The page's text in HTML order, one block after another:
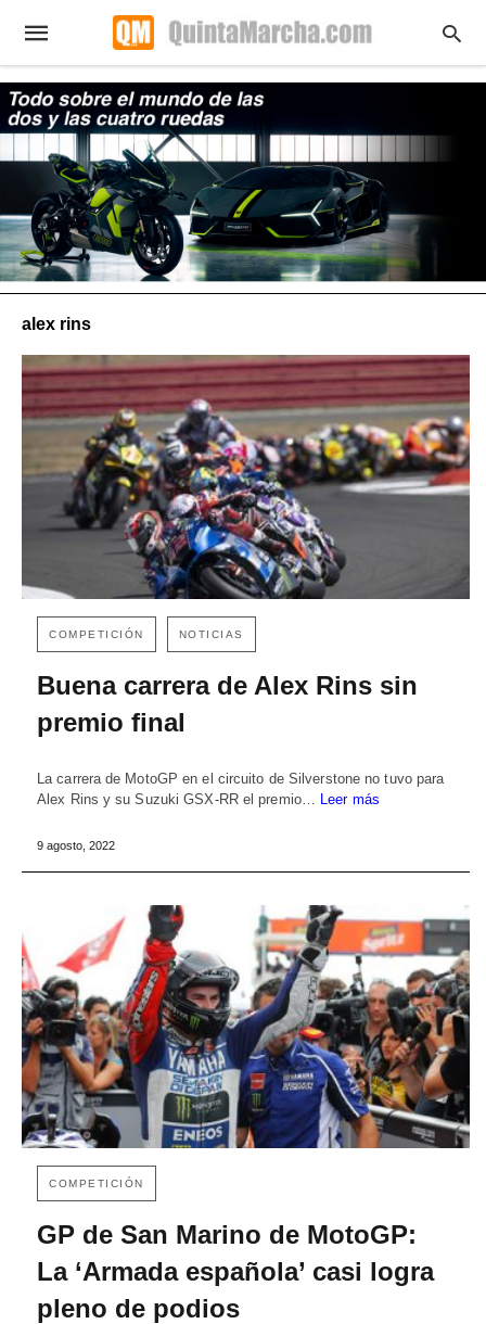
alex rins
COMPETICIÓN NOTICIAS
Buena carrera de Alex Rins sin
premio final
La carrera de MotoGP en el circuito de Silverstone no tuvo para
Alex Rins y su Suzuki GSX-RR el premio… Leer más
9 agosto, 2022
COMPETICIÓN
GP de San Marino de MotoGP:
La ‘Armada española’ casi logra
pleno de podios